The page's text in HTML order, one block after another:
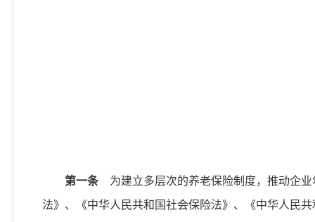
第一条为建立多层次的养老保险制度，推动企业
法》、《中华人民共和国社会保险法》、《中华人民